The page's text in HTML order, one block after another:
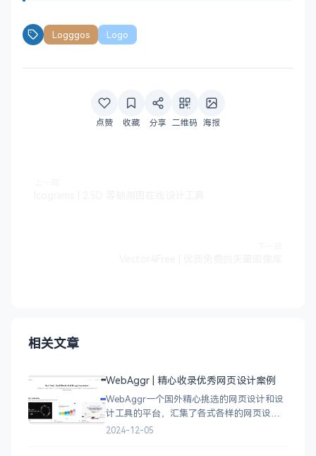
Logggos Logo
点赞 收藏 分享 二维码 海报
相关文章
WebAggr | 精心收录优秀网页设计案例
WebAggr一个国外精心挑选的网页设计和设
计工具的平台，汇集了各式各样的网页设计
案例，涵盖个人博客、时尚、设计、机构、
2024-12-05